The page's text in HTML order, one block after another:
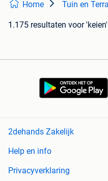
Home Tuin en
1.175 resultaten voor 'keien'
2dehands Zakelijk
Help en info
Privacyverklaring